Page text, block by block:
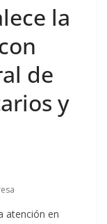
la
de
y
atención en